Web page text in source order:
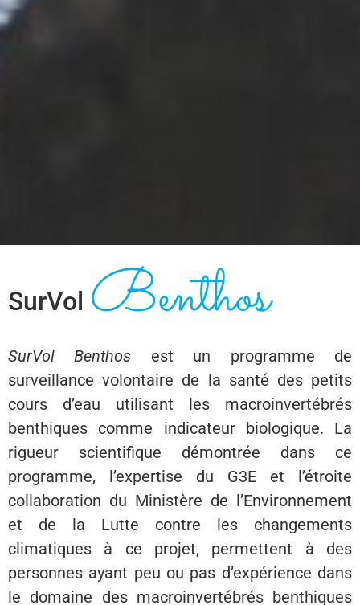
SURVOL BENTHOS
protocole
SurVol Benthos
SurVol Benthos est un programme de
surveillance volontaire de la santé des petits
cours d’eau utilisant les macroinvertébrés
benthiques comme indicateur biologique. La
rigueur scientifique démontrée dans ce
programme, l’expertise du G3E et l’étroite
collaboration du Ministère de l’Environnement
et de la Lutte contre les changements
climatiques à ce projet, permettent à des
personnes ayant peu ou pas d’expérience dans
le domaine des macroinvertébrés benthiques